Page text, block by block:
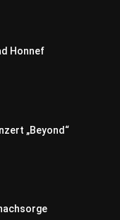
Honnef
„Beyond“